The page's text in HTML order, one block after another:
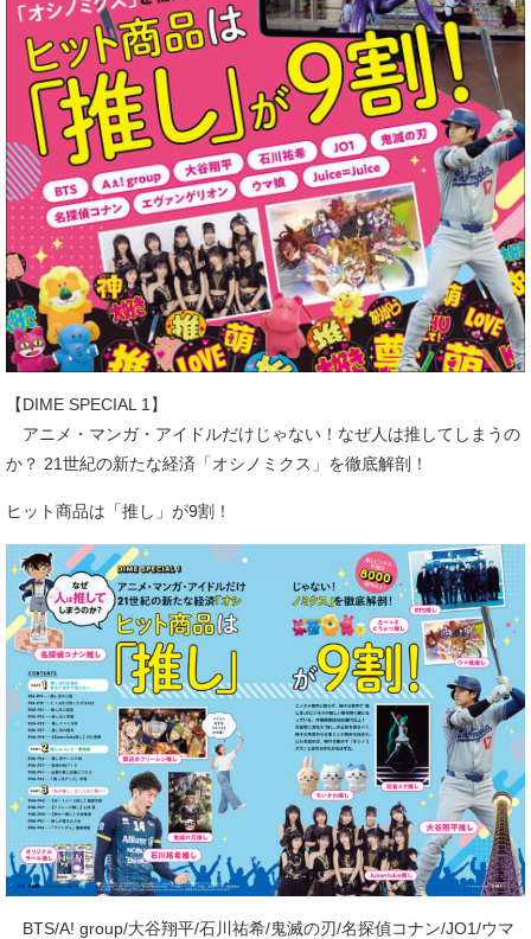
【DIME SPECIAL 1】
アニメ・マンガ・アイドルだけじゃない！なぜ人は推してしまうの
か？ 21世紀の新たな経済「オシノミクス」を徹底解剖！
ヒット商品は「推し」が9割！
BTS/A! group/大谷翔平/石川祐希/鬼滅の刃/名探偵コナン/JO1/ウマ